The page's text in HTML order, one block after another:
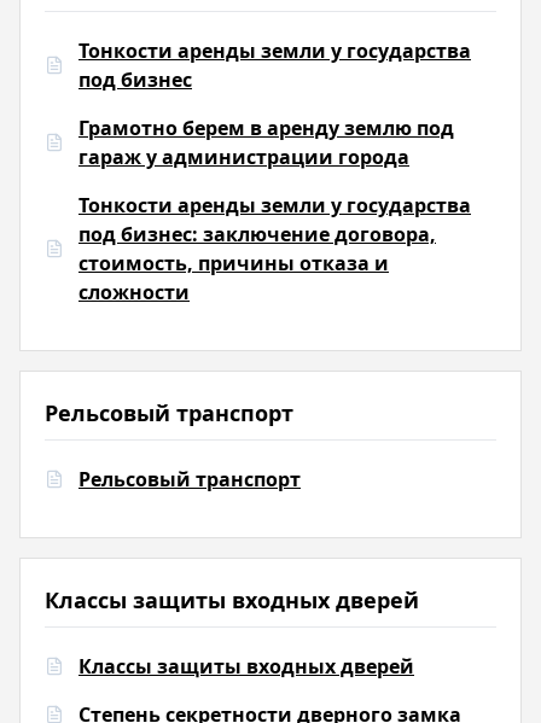
Тонкости аренды земли у государства
под бизнес
Грамотно берем в аренду землю под
гараж у администрации города
Тонкости аренды земли у государства
под бизнес: заключение договора,
стоимость, причины отказа и
сложности
Рельсовый транспорт
Рельсовый транспорт
Классы защиты входных дверей
Классы защиты входных дверей
Степень секретности дверного замка